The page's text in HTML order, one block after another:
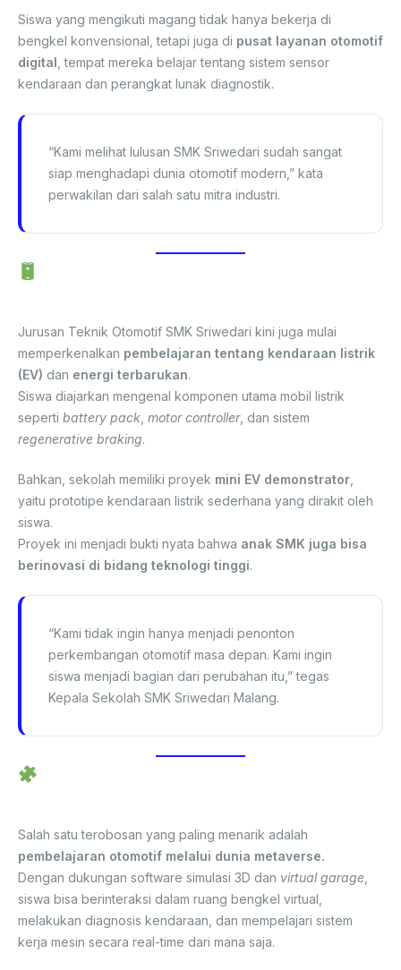
Siswa yang mengikuti magang tidak hanya bekerja di
bengkel konvensional, tetapi juga di pusat layanan otomotif
digital , tempat mereka belajar tentang sistem sensor
kendaraan dan perangkat lunak diagnostik.
“Kami melihat lulusan SMK Sriwedari sudah sangat
siap menghadapi dunia otomotif modern,” kata
perwakilan dari salah satu mitra industri.
Jurusan Teknik Otomotif SMK Sriwedari kini juga mulai
memperkenalkan pembelajaran tentang kendaraan listrik
(EV) dan energi terbarukan.
Siswa diajarkan mengenal komponen utama mobil listrik
seperti battery pack motor controller, dan sistem
regenerative braking.
Bahkan, sekolah memiliki proyek mini EV demonstrator
yaitu prototipe kendaraan listrik sederhana yang dirakit oleh
siswa.
Proyek ini menjadi bukti nyata bahwa anak SMK juga bisa
berinovasi di bidang teknologi tinggi.
“Kami tidak ingin hanya menjadi penonton
perkembangan otomotif masa depan. Kami ingin
siswa menjadi bagian dari perubahan itu,” tegas
Kepala Sekolah SMK Sriwedari Malang.
Salah satu terobosan yang paling menarik adalah
pembelajaran otomotif melalui dunia metaverse.
Dengan dukungan software simulasi 3D dan virtual garage
siswa bisa berinteraksi dalam ruang bengkel virtual,
melakukan diagnosis kendaraan, dan mempelajari sistem
kerja mesin secara real-time dari mana saja.